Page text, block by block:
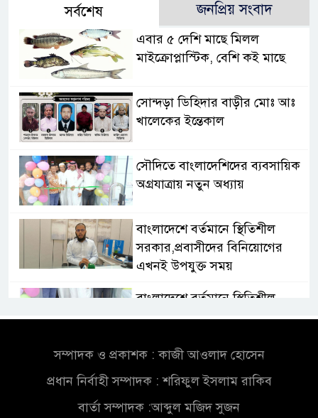
সর্বশেষ জনপ্রিয় সংবাদ
এবার ৫ দেশি মাছে মিলল
মাইক্রোপ্লাস্টিক, বেশি কই মাছে
সোন্দড়া ডিহিদার বাড়ীর মোঃ আঃ
খালেকের ইন্তেকাল
সৌদিতে বাংলাদেশিদের ব্যবসায়িক
অগ্রযাত্রায় নতুন অধ্যায়
বাংলাদেশে বর্তমানে স্থিতিশীল
সরকার,প্রবাসীদের বিনিয়োগের
এখনই উপযুক্ত সময়
বাংলাদেশে বর্তমানে স্থিতিশীল
সরকার,প্রবাসীদের বিনিয়োগের
মাদক কারবারি আটক
সম্পাদক ও প্রকাশক : কাজী আওলাদ হোসেন
প্রধান নির্বাহী সম্পাদক : শরিফুল ইসলাম রাকিব
বার্তা সম্পাদক :আব্দুল মজিদ সুজন